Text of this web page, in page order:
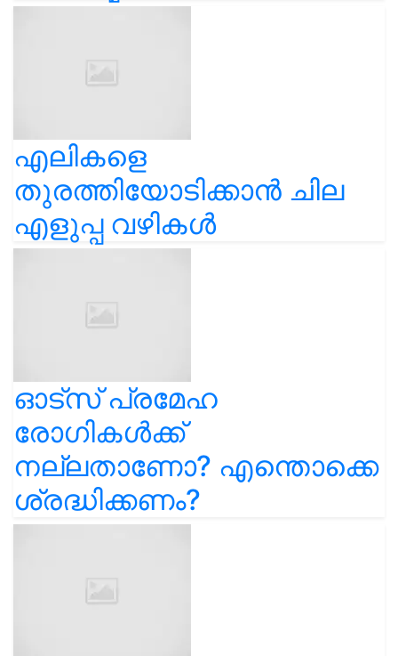
എലികളെ
തുരത്തിയോടിക്കാൻ ചില
എളുപ്പ വഴികൾ
ഓട്സ് പ്രമേഹ
രോഗികൾക്ക്
നല്ലതാണോ? എന്തൊക്കെ
ശ്രദ്ധിക്കണം?